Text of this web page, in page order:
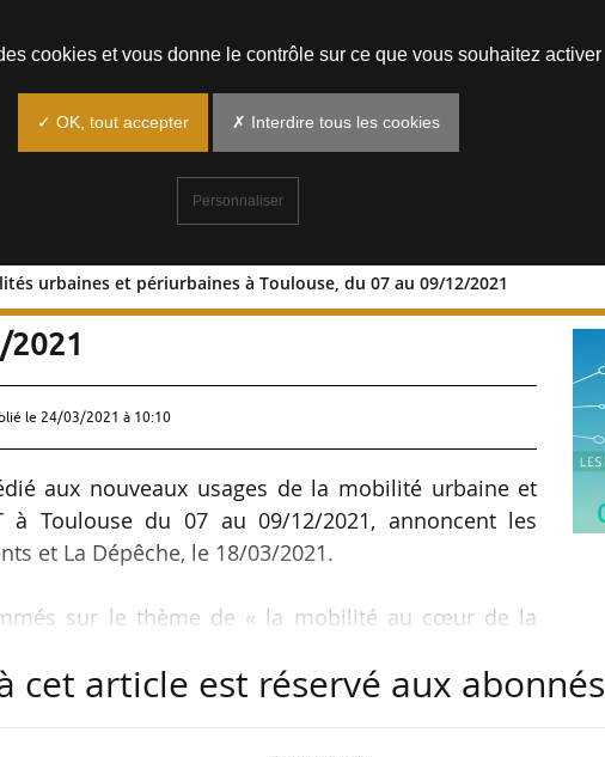
urbaines et périurbaines à Toulouse, du 07 au 09/12/2021
mobilités urbaines et périurbaines
2021
le 24/03/2021 à 10:10
aux nouveaux usages de la mobilité urbaine et
à Toulouse du 07 au 09/12/2021, annoncent les
et La Dépêche, le 18/03/2021.
sur le thème de « la mobilité au cœur de la
en partenariat avec France urbaine.
cet article est réservé aux abonnés
cookies et vous donne le contrôle sur ce que vous souhaitez activer
✓ OK, tout accepter ✗ Interdire tous les cookies
Personnaliser